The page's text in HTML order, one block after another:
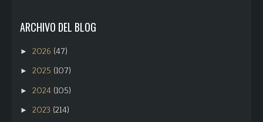
ARCHIVO DEL BLOG
► 2026 (47)
► 2025 (107)
► 2024 (105)
► 2023 (214)